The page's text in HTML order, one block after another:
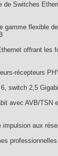
de Switches
gamme flexible
offrant les
récepteurs
switch 2,5
avec AVB/TSN
impulsion aux